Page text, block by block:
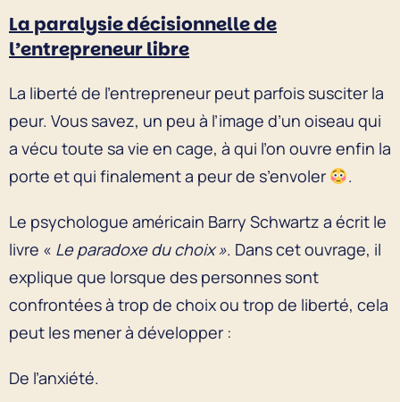
La paralysie décisionnelle de
l’entrepreneur libre
La liberté de l’entrepreneur peut parfois susciter la
peur. Vous savez, un peu à l’image d’un oiseau qui
a vécu toute sa vie en cage, à qui l’on ouvre enfin la
porte et qui finalement a peur de s’envoler
.
Le psychologue américain Barry Schwartz a écrit le
livre « Le paradoxe du choix ». Dans cet ouvrage, il
explique que lorsque des personnes sont
confrontées à trop de choix ou trop de liberté, cela
peut les mener à développer :
De l’anxiété.